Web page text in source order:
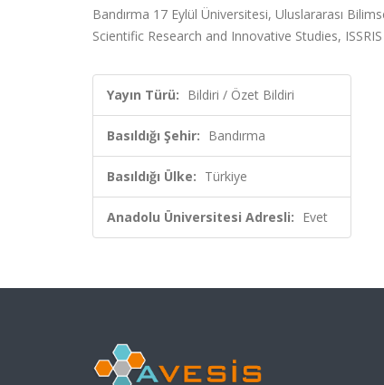
Bandırma 17 Eylül Üniversitesi, Uluslararası
Scientific Research and Innovative Studies,
Yayın Türü: Bildiri / Özet Bildiri
Basıldığı Şehir: Bandırma
Basıldığı Ülke: Türkiye
Anadolu Üniversitesi Adresli: Evet